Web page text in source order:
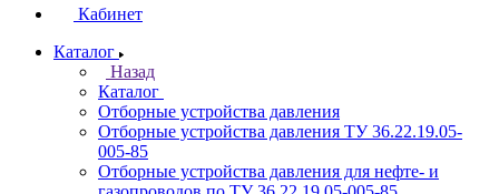
Кабинет
Каталог
Назад
Каталог
Отборные устройства давления
Отборные устройства давления ТУ 36.22.19.05-
005-85
Отборные устройства давления для нефте- и